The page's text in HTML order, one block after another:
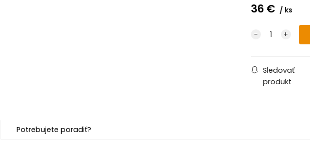
36 € ks
Sledovať
produkt
Potrebujete poradiť?